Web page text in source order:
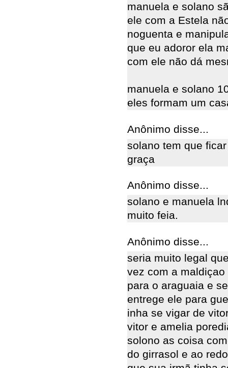
manuela e solano
ele com a Estela
noguenta e
que eu adoror ela
com ele não dá
manuela e solano
eles formam um
Anônimo disse...
solano tem que
graça
Anônimo disse...
solano e manuela
muito feia.
Anônimo disse...
seria muito legal
vez com a
para o araguaia e
entrege ele para
inha se vigar de
vitor e amelia
solono as coisa
do girrasol e ao